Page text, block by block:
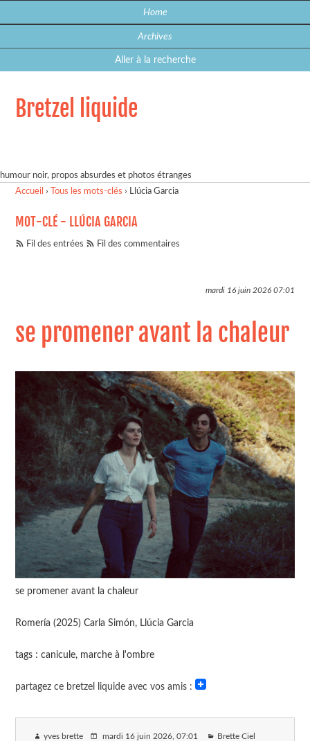
Home
Archives
Aller à la recherche
Bretzel liquide
humour noir, propos absurdes et photos étranges
Accueil › Tous les mots-clés › Llúcia Garcia
MOT-CLÉ - LLÚCIA GARCIA
Fil des entrées Fil des commentaires
mardi 16 juin 202607:01
se promener avant la chaleur
se promener avant la chaleur
Romería (2025) Carla Simón, Llúcia Garcia
tags : canicule, marche à l'ombre
partagez ce bretzel liquide avec vos amis :
yves brette mardi 16 juin 2026 , 07:01 Brette Ciel